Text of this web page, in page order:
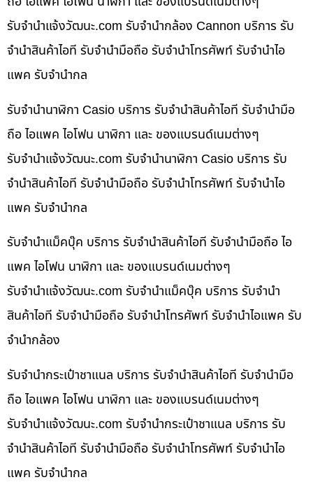
รับจํานําแจ้งวัฒนะ.com รับจำนำกล้อง Cannon บริการ รับ
จำนำสินค้าไอที รับจำนำมือถือ รับจำนำโทรศัพท์ รับจำนำไอ
แพค รับจำนำกล
รับจำนำนาฬิกา Casio บริการ รับจำนำสินค้าไอที รับจำนำมือ
ถือ ไอแพค ไอโฟน นาฬิกา และ ของแบรนด์เนมต่างๆ
รับจํานําแจ้งวัฒนะ.com รับจำนำนาฬิกา Casio บริการ รับ
จำนำสินค้าไอที รับจำนำมือถือ รับจำนำโทรศัพท์ รับจำนำไอ
แพค รับจำนำกล
รับจำนำแม็คบุ๊ค บริการ รับจำนำสินค้าไอที รับจำนำมือถือ ไอ
แพค ไอโฟน นาฬิกา และ ของแบรนด์เนมต่างๆ
รับจํานําแจ้งวัฒนะ.com รับจำนำแม็คบุ๊ค บริการ รับจำนำ
สินค้าไอที รับจำนำมือถือ รับจำนำโทรศัพท์ รับจำนำไอแพค รับ
จำนำกล้อง
รับจำนำกระเป๋าชาแนล บริการ รับจำนำสินค้าไอที รับจำนำมือ
ถือ ไอแพค ไอโฟน นาฬิกา และ ของแบรนด์เนมต่างๆ
รับจํานําแจ้งวัฒนะ.com รับจำนำกระเป๋าชาแนล บริการ รับ
จำนำสินค้าไอที รับจำนำมือถือ รับจำนำโทรศัพท์ รับจำนำไอ
แพค รับจำนำกล